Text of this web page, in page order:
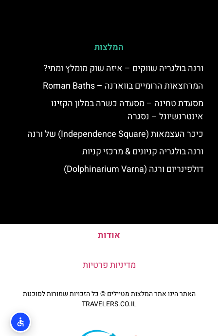
המלצות
ורנה בולגריה שווקים – איזה שוק מומלץ ומתי?
המרחצאות הרומיים בווארנה – Roman Baths
מסעדת טחינה – מסעדה כשרה במלון הקזינו
אינטרנשיונל – נסגרה
כיכר העצמאות (Independence Square) של ורנה
ורנה בולגריה קניונים & מרכזי קניות
דולפינריום ורנה (Dolphinarium Varna)
אודות
מדיניות פרטיות
האתר הינו אתר המלצות מטיילים © כל הזכויות שמורות לסוכנות
TRAVELERS.CO.IL